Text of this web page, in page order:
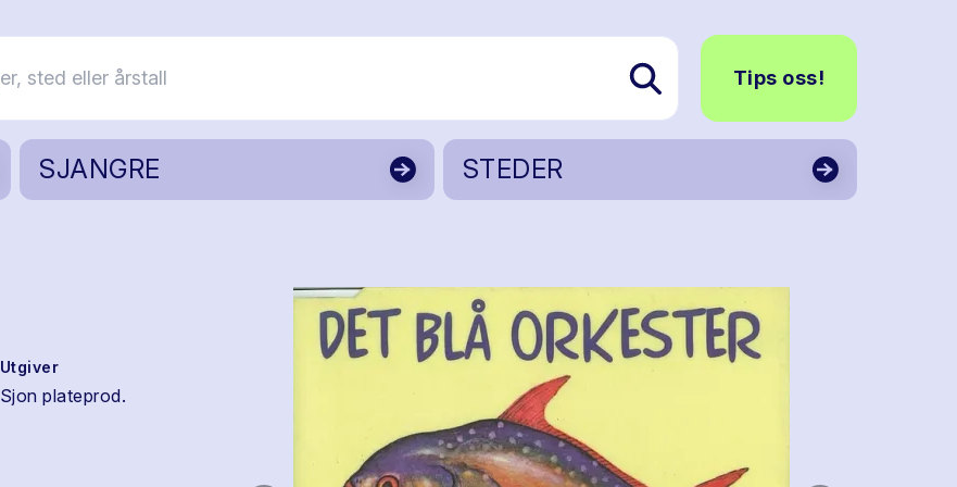
Tips oss!
SJANGRE STEDER
Utgiver
Sjon plateprod.